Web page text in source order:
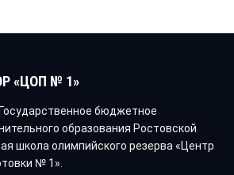
«ЦОП № 1»
Государственное бюджетное
образования Ростовской
школа олимпийского резерва «Центр
№ 1».